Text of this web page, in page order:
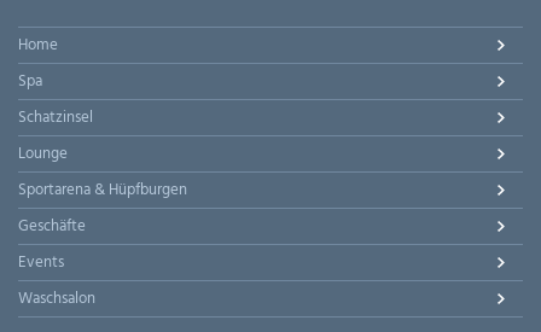
Home
Spa
Schatzinsel
Lounge
Sportarena & Hüpfburgen
Geschäfte
Events
Waschsalon